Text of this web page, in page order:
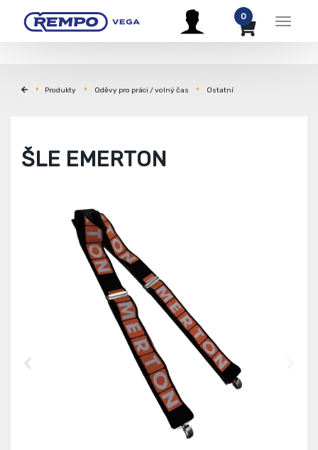
Menu
0
Produkty Oděvy pro práci / volný čas Ostatní
ŠLE EMERTON